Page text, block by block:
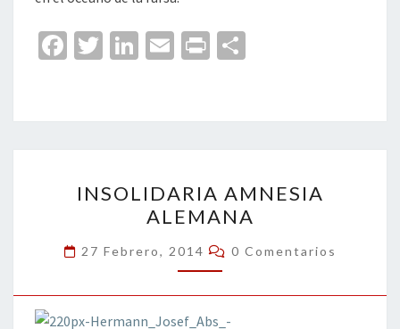
Fa
o
o
k
T
er
Li
dI
n
E
l
Pr
p
ar
tir
AMNESIA
ALEMANA
INSOLIDARIA AMNESIA
ALEMANA
27 Febrero, 2014 Comentarios
0 Comentarios